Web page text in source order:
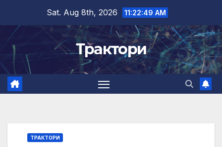
content
Sat. Aug 8th, 2026 11:22:50 AM
Трактори
ТРАКТОРИ